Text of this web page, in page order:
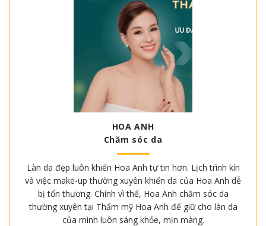
HOA ANH
Chăm sóc da
Làn da đẹp luôn khiến Hoa Anh tự tin hơn. Lịch trình kín
và việc make-up thường xuyên khiến da của Hoa Anh dễ
bị tổn thương. Chính vì thế, Hoa Anh chăm sóc da
thường xuyên tại Thẩm mỹ Hoa Anh để giữ cho làn da
của mình luôn sáng khỏe, mịn màng.